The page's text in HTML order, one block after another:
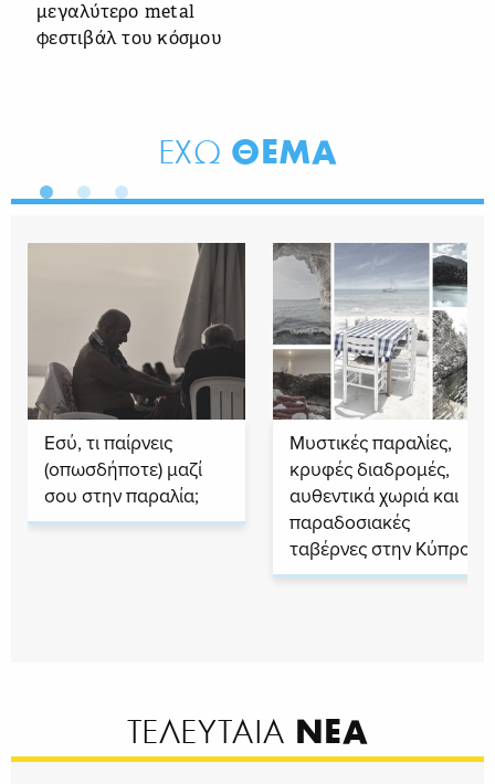
μεγαλύτερο metal
φεστιβάλ του κόσμου
ΕΧΩ ΘΕΜΑ
Εσύ, τι παίρνεις
(οπωσδήποτε) μαζί
σου στην παραλία;
Μυστικές παραλίες,
κρυφές διαδρομές,
αυθεντικά χωριά και
παραδοσιακές
ταβέρνες στην Κύπρο
ΤΕΛΕΥΤΑΙΑ ΝΕΑ